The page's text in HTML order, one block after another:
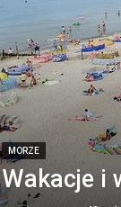
MORZE
Wakacje i